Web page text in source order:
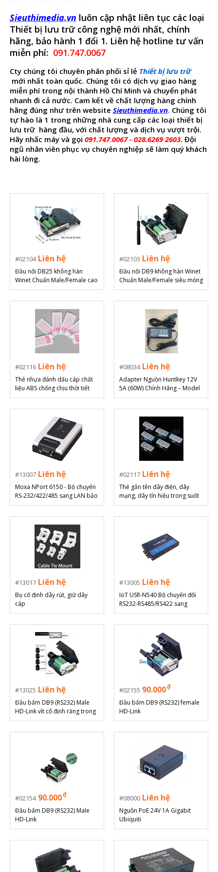
Sieuthimedia.vn luôn cập nhật liên tục các loại
Thiết bị lưu trữ công nghệ mới nhất, chính
hãng, bảo hành 1 đổi 1. Liên hệ hotline tư vấn
miễn phí: 091.747.0067
Cty chúng tôi chuyên phân phối sỉ lẻ Thiết bị lưu trữ
mới nhất toàn quốc. Chúng tôi có dịch vụ giao hàng
miễn phí trong nội thành Hồ Chí Minh và chuyển phát
nhanh đi cả nước. Cam kết về chất lượng hàng chính
hãng đúng như trên website Sieuthimedia.vn. Chúng tôi
tự hào là 1 trong những nhà cung cấp các loại thiết bị
lưu trữ hàng đầu, với chất lượng và dịch vụ vượt trội.
Hãy nhấc máy và gọi 091.747.0067 - 028.6269 2603. Đội
ngũ nhân viên phục vụ chuyên nghiệp sẽ làm quý khách
hài lòng.
02104 Liên hệ
Đầu nối DB25 không hàn
Winet Chuẩn Male/Female cao
cấp
02103 Liên hệ
Đầu nối DB9 không hàn Winet
Chuẩn Male/Female siêu mỏng
16mm
02116 Liên hệ
Thẻ nhựa đánh dấu cáp chất
liệu ABS chống chịu thời tiết
08034 Liên hệ
Adapter Nguồn Huntkey 12V
5A (60W) Chính Hãng – Model
HKA06012050-0A7
13007 Liên hệ
Moxa NPort 6150 - Bộ chuyển
RS-232/422/485 sang LAN bảo
mật
02117 Liên hệ
Thẻ gắn tên dây điện, dây
mạng, dây tín hiệu trong suốt
WINET (Túi 50 cái)
13017 Liên hệ
Bọ cố định dây rút, giữ dây
cáp
13005 Liên hệ
IoT USR-N540 Bộ chuyển đổi
RS232-RS485/RS422 sang
Ethernet 4 cổng
13025 Liên hệ
Đầu bấm DB9 (RS232) Male
HD-Link vít cố định răng trong
02155 90.000₫
Đầu bấm DB9 (RS232) female
HD-Link
02154 90.000₫
Đầu bấm DB9 (RS232) Male
HD-Link
08000 Liên hệ
Nguồn PoE 24V 1A Gigabit
Ubiquiti